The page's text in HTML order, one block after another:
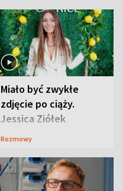
Miało być zwykłe
zdjęcie po ciąży.
Jessica Ziółek
wywołała lawinę
Rozmowy